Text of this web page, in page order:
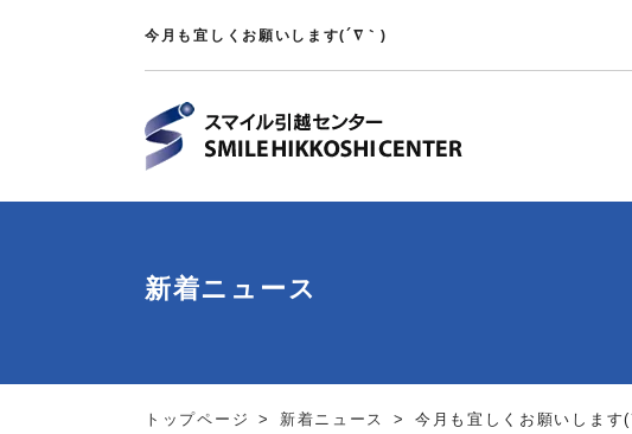
今月も宜しくお願いします(´∇｀)
新着ニュース
トップページ 新着ニュース 今月も宜しくお願いします